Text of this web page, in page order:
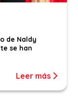
de Naldy
se han
Leer más